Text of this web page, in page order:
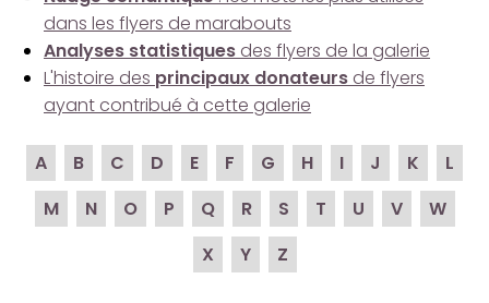
dans les flyers de marabouts
Analyses statistiques des flyers de la galerie
L'histoire des principaux donateurs de flyers
ayant contribué à cette galerie
A B C D E F G H I J K
L
M
N O P Q R S T U V
W
X
Y Z